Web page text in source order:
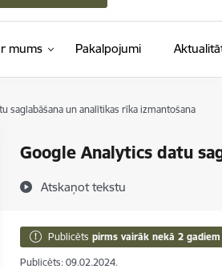
mums Pakalpojumi
saglabāšana un analītikas rīka izmantošana
Google Analytics datu
Atskaņot tekstu
Publicēts pirms vairāk nekā 2 gadiem
Publicēts: 09.02.2024.